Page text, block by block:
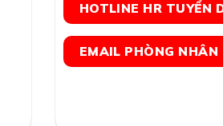
HOTLINE HR TUYỂN
EMAIL PHÒNG NHÂN